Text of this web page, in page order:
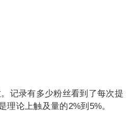
记录有多少粉丝看到了每次提
理论上触及量的2%到5%。